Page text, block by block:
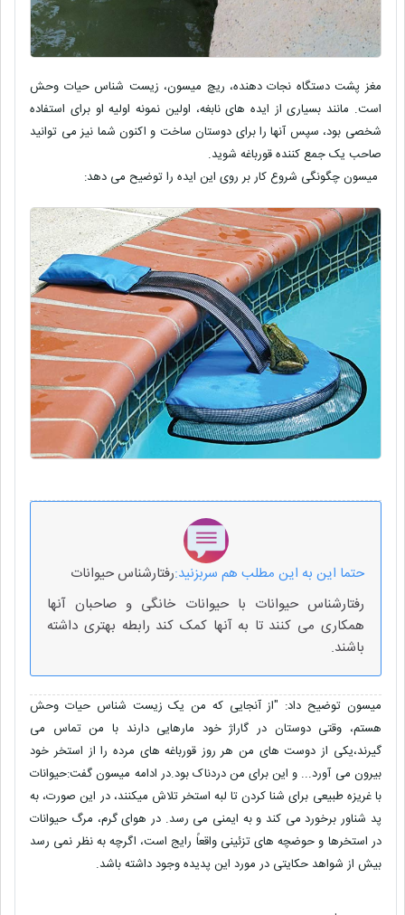
مغز پشت دستگاه نجات دهنده، ریچ میسون، زیست شناس حیات وحش
است. مانند بسیاری از ایده های نابغه، اولین نمونه اولیه او برای استفاده
شخصی بود، سپس آنها را برای دوستان ساخت و اکنون شما نیز می توانید
صاحب یک جمع کننده قورباغه شوید.
میسون چگونگی شروع کار بر روی این ایده را توضیح می دهد:
حتما این به این مطلب هم سربزنید:رفتارشناس حیوانات
رفتارشناس حیوانات با حیوانات خانگی و صاحبان آنها
همکاری می کنند تا به آنها کمک کند رابطه بهتری داشته
باشند.
میسون توضیح داد: "از آنجایی که من یک زیست شناس حیات وحش
هستم، وقتی دوستان در گاراژ خود مارهایی دارند با من تماس می
گیرند،یکی از دوست های من هر روز قورباغه های مرده را از استخر خود
بیرون می آورد... و این برای من دردناک بود.در ادامه میسون گفت:حیوانات
با غریزه طبیعی برای شنا کردن تا لبه استخر تلاش میکنند، در این صورت، به
پد شناور برخورد می کند و به ایمنی می رسد. در هوای گرم، مرگ حیوانات
در استخرها و حوضچه های تزئینی واقعاً رایج است، اگرچه به نظر نمی رسد
بیش از شواهد حکایتی در مورد این پدیده وجود داشته باشد.